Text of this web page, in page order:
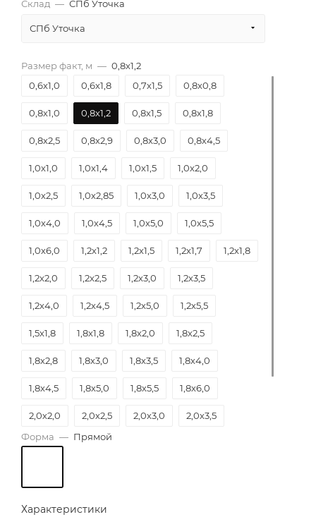
Склад — СПб Уточка
СПб Уточка
Размер факт, м — 0,8х1,2
0,6х1,0
0,6х1,8 0,7х1,5 0,8х0,8
0,8х1,0 0,8х1,2 0,8х1,5 0,8х1,8
0,8х2,5 0,8х2,9 0,8х3,0 0,8х4,5
1,0х1,0 1,0х1,4 1,0х1,5 1,0х2,0
1,0х2,5 1,0х2,85 1,0х3,0 1,0х3,5
1,0х4,0 1,0х4,5 1,0х5,0 1,0х5,5
1,0х6,0 1,2х1,2 1,2х1,5 1,2х1,7 1,2х1,8
1,2х2,0 1,2х2,5 1,2х3,0 1,2х3,5
1,2х4,0 1,2х4,5 1,2х5,0 1,2х5,5
1,5х1,8 1,8х1,8 1,8х2,0 1,8х2,5
1,8х2,8 1,8х3,0 1,8х3,5 1,8х4,0
1,8х4,5 1,8х5,0 1,8х5,5 1,8х6,0
2,0х2,0 2,0х2,5 2,0х3,0 2,0х3,5
2,0х4,0 2,0х4,5
Форма — Прямой
Характеристики